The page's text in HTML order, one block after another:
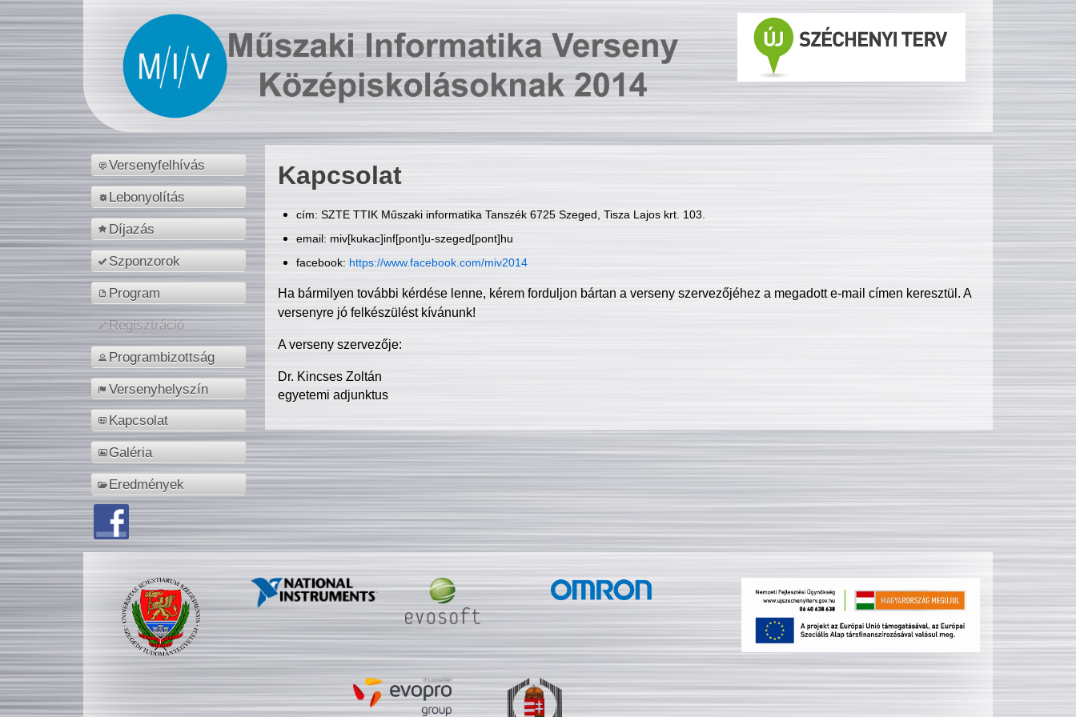
Versenyfelhívás
Lebonyolítás
Díjazás
Szponzorok
Program
Regisztráció
Programbizottság
Versenyhelyszín
Kapcsolat
Galéria
Eredmények
Kapcsolat
cím: SZTE TTIK Műszaki informatika Tanszék 6725 Szeged, Tisza Lajos krt. 103.
email: miv[kukac]inf[pont]u-szeged[pont]hu
facebook: https://www.facebook.com/miv2014
Ha bármilyen további kérdése lenne, kérem forduljon bártan a verseny szervezőjéhez a megadott e-mail címen keresztül. A
versenyre jó felkészülést kívánunk!
A verseny szervezője:
Dr. Kincses Zoltán
egyetemi adjunktus